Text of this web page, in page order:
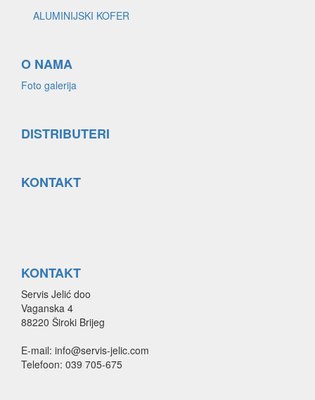
ALUMINIJSKI KOFER
O NAMA
Foto galerija
DISTRIBUTERI
KONTAKT
KONTAKT
Servis Jelić doo
Vaganska 4
88220 Široki Brijeg
E-mail: info@servis-jelic.com
Telefoon: 039 705-675